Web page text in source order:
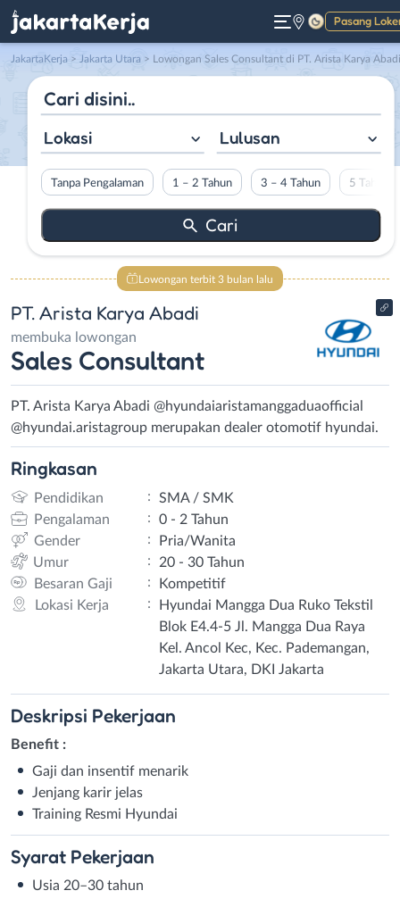
Pasang
Gelap
JakartaKerja > Jakarta Utara > Lowongan Sales Consultant di PT. Arista Karya Abadi
Lokasi Lulusan
Tanpa Pengalaman 1 – 2 Tahun 3 – 4 Tahun 5 Tahun
Lowongan terbit 3 bulan lalu
PT. Arista Karya Abadi
membuka lowongan
Sales Consultant
PT. Arista Karya Abadi @hyundaiaristamanggaduaofficial
@hyundai.aristagroup merupakan dealer otomotif hyundai.
Ringkasan
Pendidikan :
SMA / SMK
Pengalaman
:
0 - 2 Tahun
Gender
:
Pria/Wanita
Umur
:
20 - 30 Tahun
Besaran Gaji
:
Kompetitif
Lokasi Kerja
:
Hyundai Mangga Dua Ruko Tekstil
Blok E4.4-5 Jl. Mangga Dua Raya
Kel. Ancol Kec, Kec. Pademangan,
Jakarta Utara, DKI Jakarta
Deskripsi Pekerjaan
Benefit :
Gaji dan insentif menarik
Jenjang karir jelas
Training Resmi Hyundai
Syarat Pekerjaan
Usia 20–30 tahun